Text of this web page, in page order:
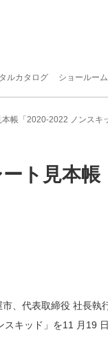
ルカタログ ショールーム
帳「2020-2022 ノンスキ
ト見本
、代表取締役 社長
キッド」を11 月19